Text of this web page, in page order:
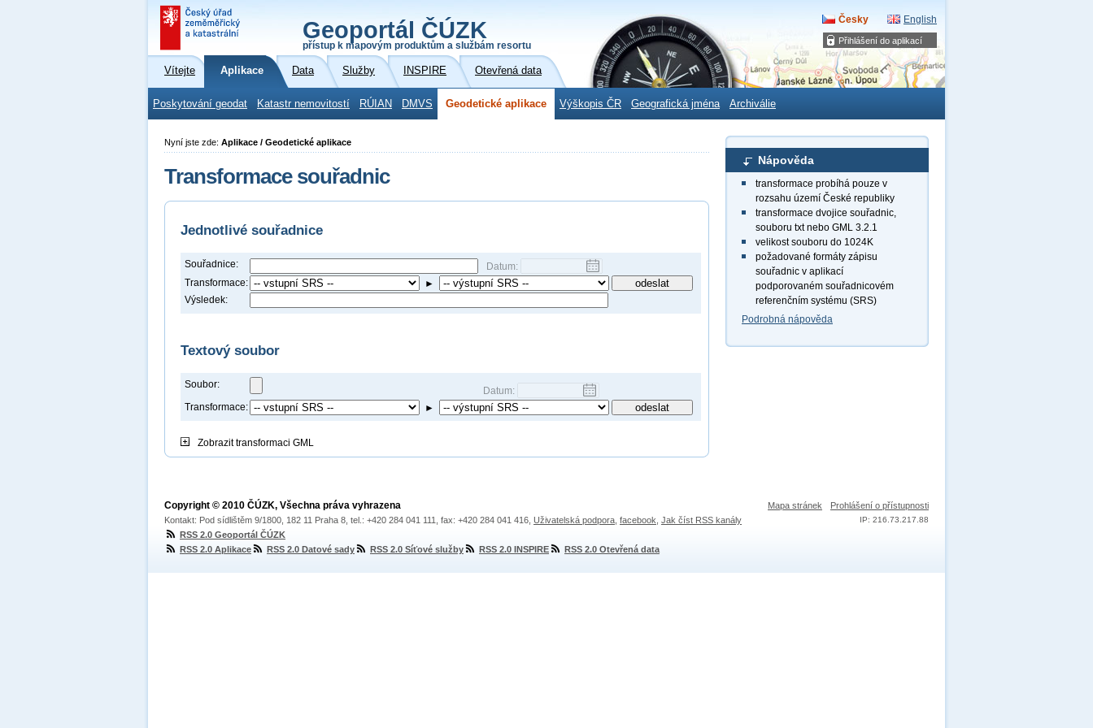
Přihlášení do aplikací
Geoportál ČÚZK
přístup k mapovým produktům a službám resortu
Česky English
Vítejte Aplikace Data Služby INSPIRE Otevřená data
Poskytování geodat Katastr nemovitostí RÚIAN DMVS Geodetické aplikace Výškopis ČR Geografická jména Archiválie
Nápověda
transformace probíhá pouze v
rozsahu území České republiky
transformace dvojice souřadnic,
souboru txt nebo GML 3.2.1
velikost souboru do 1024K
požadované formáty zápisu
souřadnic v aplikací
podporovaném souřadnicovém
referenčním systému (SRS)
Podrobná nápověda
Nyní jste zde: Aplikace / Geodetické aplikace
Transformace souřadnic
Jednotlivé souřadnice
Souřadnice:
Datum:
Transformace:
►
Výsledek:
Textový soubor
Soubor:
Datum:
Transformace:
►
Zobrazittransformaci GML
Mapa stránek Prohlášení o přístupnosti
IP: 216.73.217.88
Copyright © 2010 ČÚZK, Všechna práva vyhrazena
Kontakt: Pod sídlištěm 9/1800, 182 11 Praha 8, tel.: +420 284 041 111, fax: +420 284 041 416, Uživatelská podpora facebook Jak číst RSS kanály
RSS 2.0 Geoportál ČÚZK
RSS 2.0 Aplikace
RSS 2.0 Datové sady RSS 2.0 Síťové služby RSS 2.0 INSPIRE RSS 2.0 Otevřená data